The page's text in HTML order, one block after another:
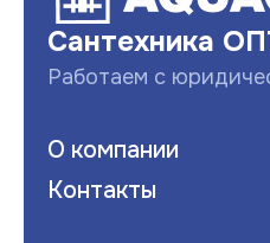
Сантехника
Работаем с
О компании
Контакты